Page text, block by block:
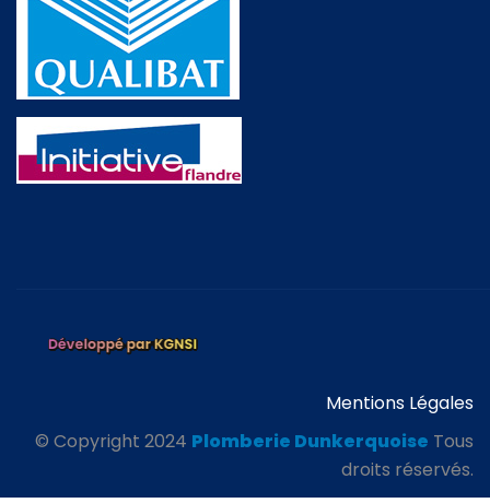
Mentions Légales
© Copyright 2024 Plomberie Dunkerquoise Tous
droits réservés.